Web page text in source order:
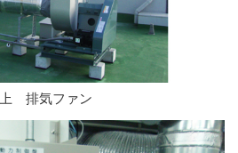
排気ファン